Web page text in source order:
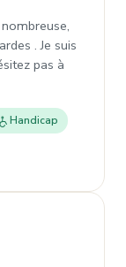
. Je suis
pas à
Handicap